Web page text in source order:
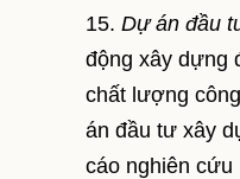
15. Dự án đầu
động xây dựng
chất lượng
án đầu tư xây
cáo nghiên cứu